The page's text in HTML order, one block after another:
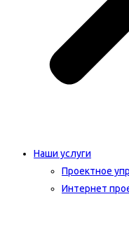
Наши услуги
Проектное
Интернет